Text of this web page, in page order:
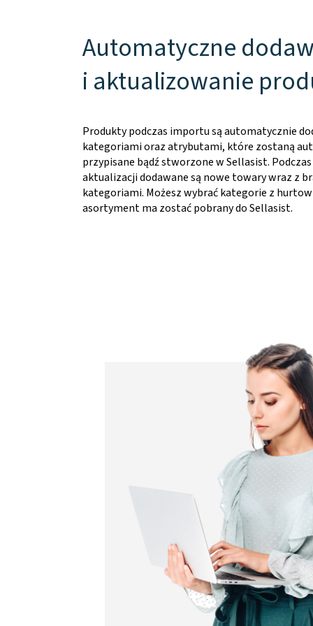
Automatyczne
i aktualizowanie
Produkty podczas importu są automatycznie
kategoriami oraz atrybutami, które zostaną
przypisane bądź stworzone w Sellasist.
aktualizacji dodawane są nowe towary wraz z
kategoriami. Możesz wybrać kategorie z
asortyment ma zostać pobrany do Sellasist.